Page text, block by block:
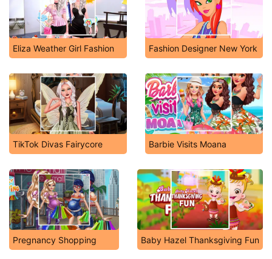
Eliza Weather Girl Fashion Fashion Designer New York
TikTok Divas Fairycore Barbie Visits Moana
Pregnancy Shopping Baby Hazel Thanksgiving Fun